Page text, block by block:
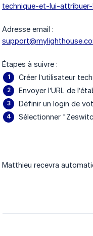
technique-et-lui-
Adresse email :
Étapes à suivre :
Créer l’utilisateur
Envoyer l’URL de
Définir un login de
Sélectionner
Matthieu recevra